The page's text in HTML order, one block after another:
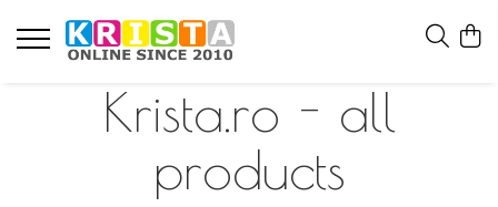
Krista.ro - all
products